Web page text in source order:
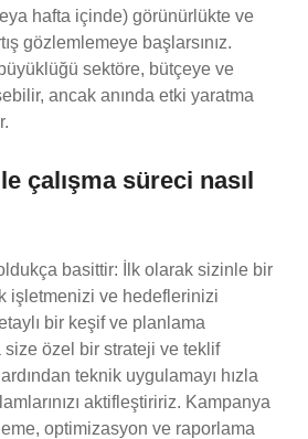
hafta içinde) görünürlükte ve
gözlemlemeye başlarsınız.
sektöre, bütçeye ve
ancak anında etki yaratma
çalışma süreci nasıl
basittir: İlk olarak sizinle bir
işletmenizi ve hedeflerinizi
bir keşif ve planlama
size özel bir strateji ve teklif
ardından teknik uygulamayı hızla
aktifleştiririz. Kampanya
optimizasyon ve raporlama